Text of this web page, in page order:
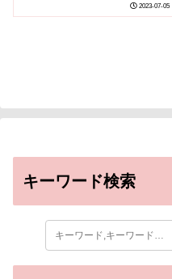
whether hearing is
2023-07-05
キーワード検索